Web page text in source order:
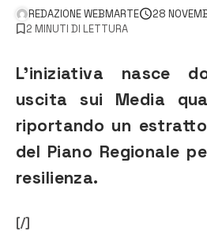
REDAZIONE WEBMARTE 28
2 MINUTI DI LETTURA
L’iniziativa nasce
uscita sui Media
riportando un
del Piano Regionale
resilienza.
[/]